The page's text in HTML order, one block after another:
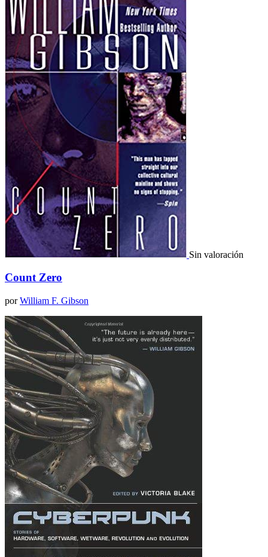
Sin valoración
Count Zero
porWilliam F. Gibson